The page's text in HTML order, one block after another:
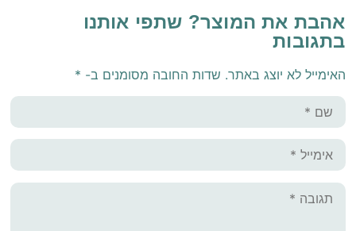
אהבת את המוצר? שתפי אותנו
בתגובות
האימייל לא יוצג באתר. שדות החובה מסומנים ב- *